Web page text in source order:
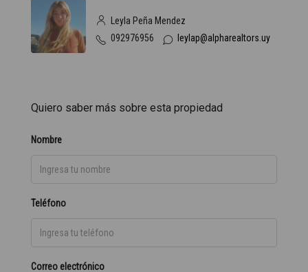
Leyla Peña Mendez
092976956
leylap@alpharealtors.uy
Quiero saber más sobre esta propiedad
Nombre
Teléfono
Correo electrónico